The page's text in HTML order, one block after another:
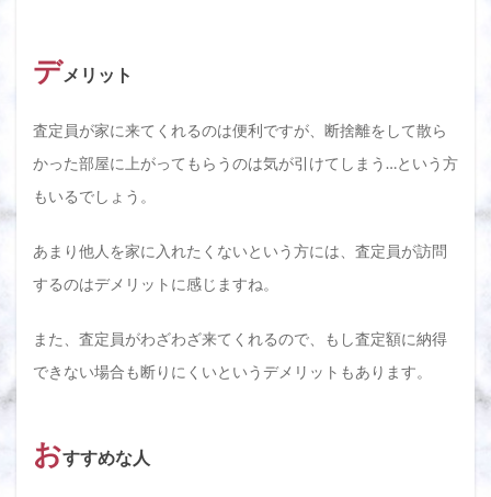
デメリット
査定員が家に来てくれるのは便利ですが、断捨離をして散ら
かった部屋に上がってもらうのは気が引けてしまう…という方
もいるでしょう。
あまり他人を家に入れたくないという方には、査定員が訪問
するのはデメリットに感じますね。
また、査定員がわざわざ来てくれるので、もし査定額に納得
できない場合も断りにくいというデメリットもあります。
おすすめな人